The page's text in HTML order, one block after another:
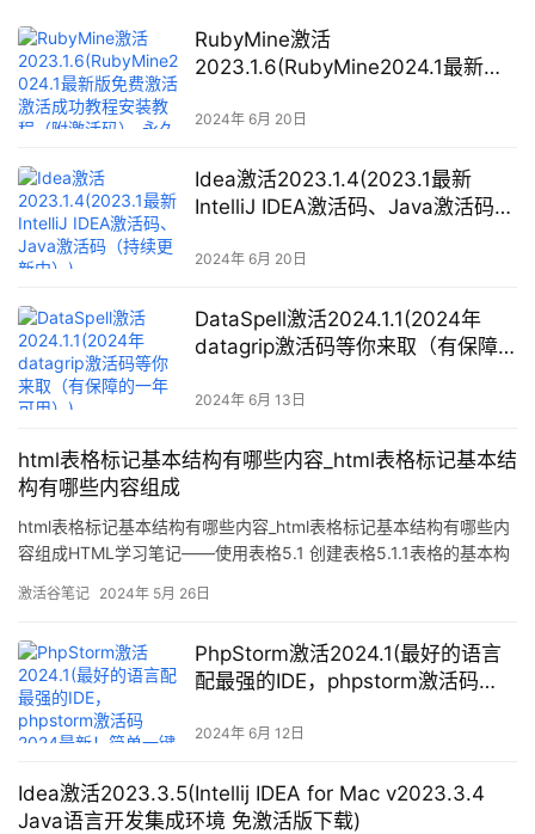
RubyMine激活
2023.1.6(RubyMine2024.1最新版
（附激活码）-永久有效，持续更新)
2024年 6月 20日
Idea激活2023.1.4(2023.1最新
IntelliJ IDEA激活码、Java激活码
2024年 6月 20日
DataSpell激活2024.1.1(2024年
datagrip激活码等你来取（有保障
2024年 6月 13日
html表格标记基本结构有哪些内容_html表格标记基本结
构有哪些内容组成
html表格标记基本结构有哪些内容_html表格标记基本结构有哪些内
容组成HTML学习笔记——使用表格5.1 创建表格5.1.1表格的基本构
记来创建，分别是表格标记table、行标记tr、列标记td
激活谷笔记 2024年 5月 26日
PhpStorm激活2024.1(最好的语言
配最强的IDE，phpstorm激活码
2024年 6月 12日
Idea激活2023.3.5(Intellij IDEA for Mac v2023.3.4
Java语言开发集成环境 免激活版下载)